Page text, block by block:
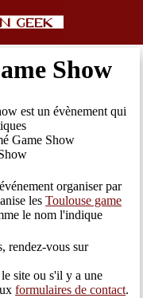
Show
est un évènement qui
Game Show
organiser par
lesToulouse game
le nom l'indique
rendez-vous sur
site ou s'il y a une
formulaires de contact.